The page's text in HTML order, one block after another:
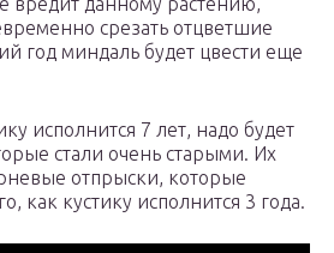
срезать отцветшие
год миндаль будет цвести еще
исполнится 7 лет, надо будет
стали очень старыми. Их
отпрыски, которые
как кустику исполнится 3 года.